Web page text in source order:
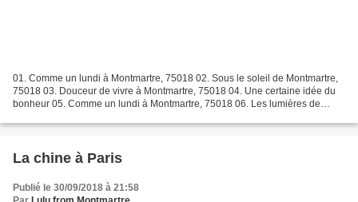
01. Comme un lundi à Montmartre, 75018 02. Sous le soleil de Montmartre,
75018 03. Douceur de vivre à Montmartre, 75018 04. Une certaine idée du
bonheur 05. Comme un lundi à Montmartre, 75018 06. Les lumières de
La chine à Paris
Publié le 30/09/2018 à 21:58